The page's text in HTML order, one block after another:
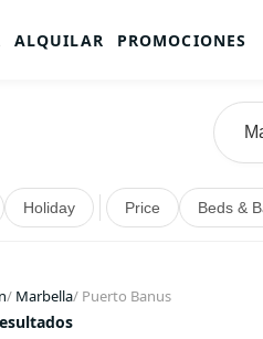
ALQUILAR PROMOCIONES
Holiday Price Beds &
/ Marbella/ Puerto Banus